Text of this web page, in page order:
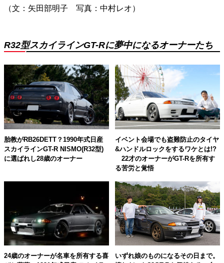
（文：矢田部明子 写真：中村レオ）
R32型スカイラインGT-Rに夢中になるオーナーたち
胎教がRB26DETT？1990年式日産
スカイラインGT-R NISMO(R32型)
に選ばれし28歳のオーナー
イベント会場でも盗難防止のタイヤ
&ハンドルロックをするワケとは!?
22才のオーナーがGT-Rを所有す
る苦労と覚悟
24歳のオーナーが名車を所有する喜
いずれ娘のものになるその日まで。